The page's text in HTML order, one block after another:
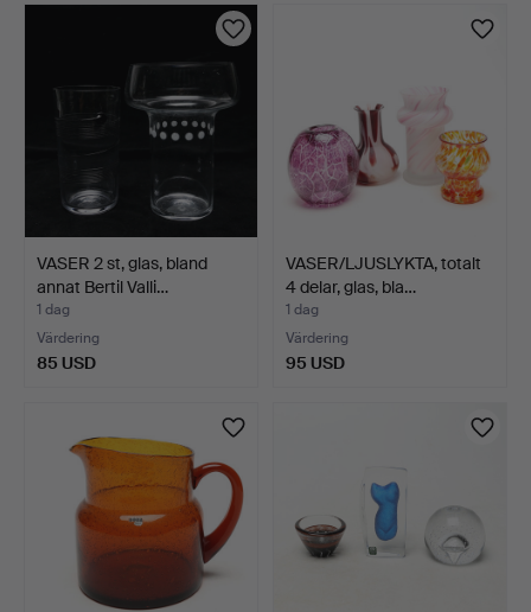
VASER 2 st, glas, bland
annat Bertil Valli…
1 dag
Värdering
85 USD
VASER/LJUSLYKTA, totalt
4 delar, glas, bla…
1 dag
Värdering
95 USD